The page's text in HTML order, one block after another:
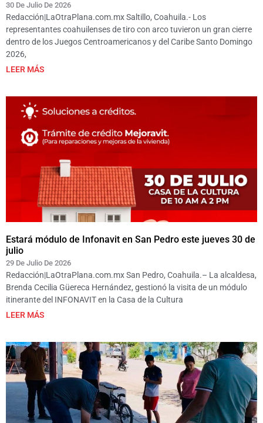
30 De Julio De 2026
Redacción|LaOtraPlana.com.mx Saltillo, Coahuila.- Los
representantes coahuilenses de tiro con arco tuvieron un gran cierre
dentro de los Juegos Centroamericanos y del Caribe Santo Domingo
2026,
LEER MÁS
Estará módulo de Infonavit en San Pedro este jueves 30 de
julio
29 De Julio De 2026
Redacción|LaOtraPlana.com.mx San Pedro, Coahuila.– La alcaldesa,
Brenda Cecilia Güereca Hernández, gestionó la visita de un módulo
itinerante del INFONAVIT en la Casa de la Cultura
LEER MÁS